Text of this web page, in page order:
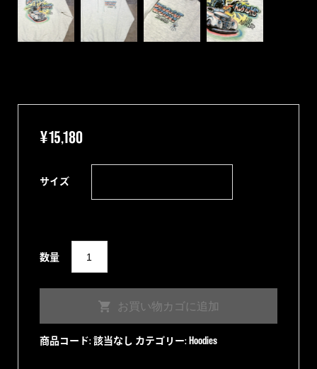
¥15,180
サイズ
数量
Kustoms"
Hoodie
お買い物カゴに追加
商品コード:該当なし カテゴリー: Hoodies